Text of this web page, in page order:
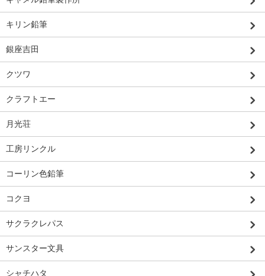
キリン鉛筆
銀座吉田
クツワ
クラフトエー
月光荘
工房リンクル
コーリン色鉛筆
コクヨ
サクラクレパス
サンスター文具
シャチハタ